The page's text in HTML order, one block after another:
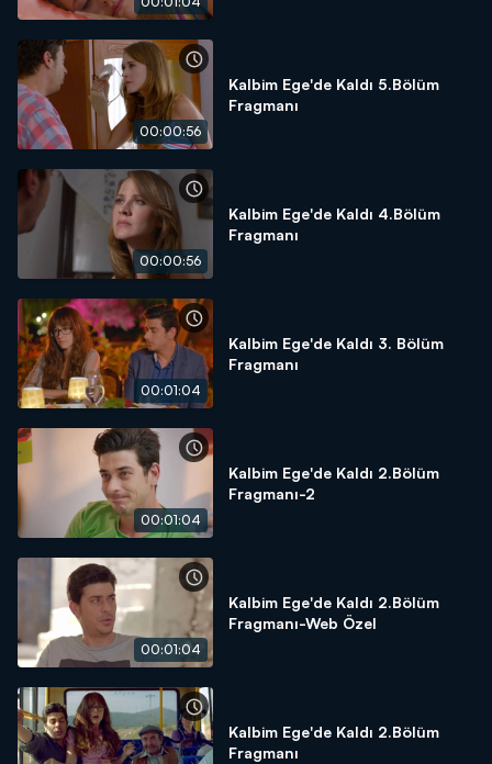
00:00:56
Kalbim Ege'de Kaldı 5.Bölüm
Fragmanı
00:00:56
Kalbim Ege'de Kaldı 4.Bölüm
Fragmanı
00:01:04
Kalbim Ege'de Kaldı 3. Bölüm
Fragmanı
00:01:04
Kalbim Ege'de Kaldı 2.Bölüm
Fragmanı-2
00:01:04
Kalbim Ege'de Kaldı 2.Bölüm
Fragmanı-Web Özel
Kalbim Ege'de Kaldı 2.Bölüm
Fragmanı